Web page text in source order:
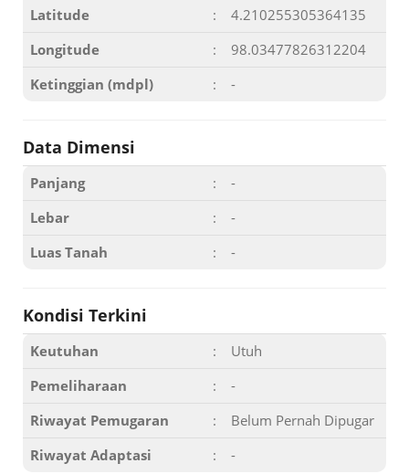
Latitude
:
4.210255305364135
Longitude
:
98.03477826312204
Ketinggian (mdpl)
: -
Data Dimensi
Panjang :
-
Lebar
:
-
Luas Tanah
: -
Kondisi Terkini
Keutuhan :
Utuh
Pemeliharaan
:
-
Riwayat Pemugaran
:
Belum Pernah Dipugar
Riwayat Adaptasi
: -